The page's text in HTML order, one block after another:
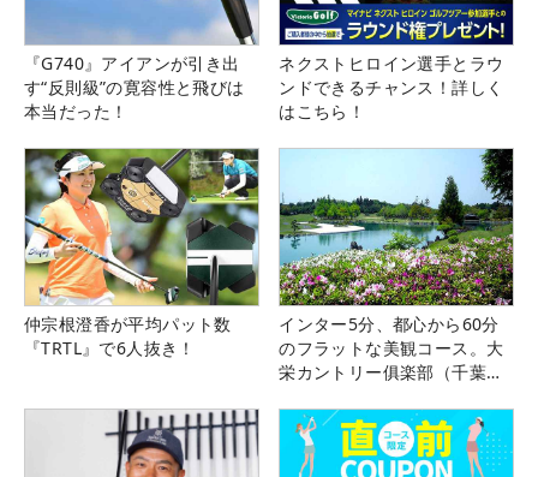
『G740』アイアンが引き出
す“反則級”の寛容性と飛びは
本当だった！
ネクストヒロイン選手とラウ
ンドできるチャンス！詳しく
はこちら！
仲宗根澄香が平均パット数
『TRTL』で6人抜き！
インター5分、都心から60分
のフラットな美観コース。大
栄カントリー俱楽部（千葉